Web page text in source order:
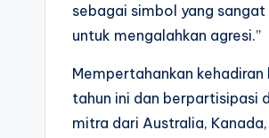
sebagai simbol yang
untuk mengalahkan agresi.”
Mempertahankan
tahun ini dan berpartisipasi
mitra dari Australia,